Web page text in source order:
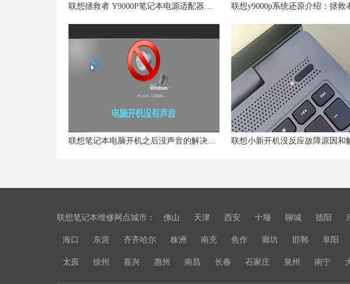
联想笔记本维修网点城市： 佛山 天津 西安 十堰 聊城 德阳
海口 东营 齐齐哈尔 株洲 南充 焦作 廊坊 邯郸 阜阳
太原 徐州 嘉兴 惠州 南昌 长春 石家庄 泉州 南宁